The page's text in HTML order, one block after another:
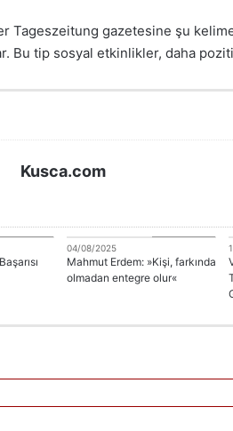
Tageszeitung gazetesine şu
Bu tip sosyal etkinlikler, daha
Kusca.com
DANİMARKA
04/08/2025
Mahmut Erdem: »Kişi, farkında
olmadan entegre olur«